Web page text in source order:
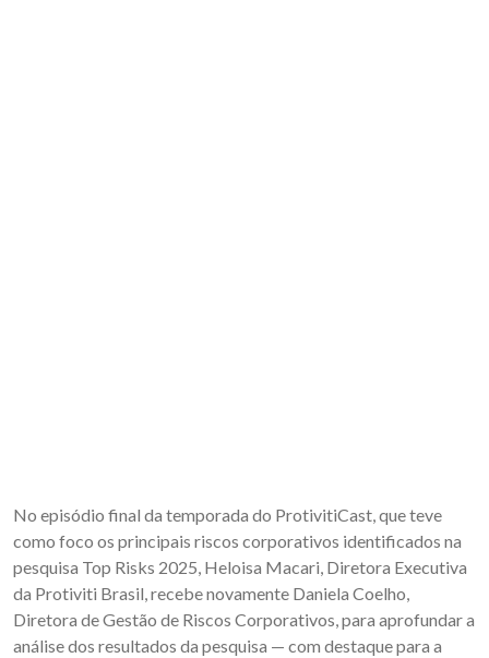
No episódio final da temporada do ProtivitiCast, que teve
como foco os principais riscos corporativos identificados na
pesquisa Top Risks 2025, Heloisa Macari, Diretora Executiva
da Protiviti Brasil, recebe novamente Daniela Coelho,
Diretora de Gestão de Riscos Corporativos, para aprofundar a
análise dos resultados da pesquisa — com destaque para a